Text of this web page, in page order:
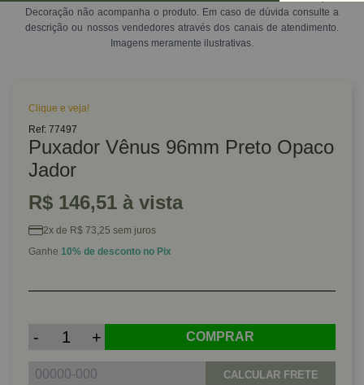
Decoração não acompanha o produto. Em caso de dúvida consulte a
descrição ou nossos vendedores através dos canais de atendimento.
Imagens meramente ilustrativas.
Clique e veja!
Ref: 77497
Puxador Vênus 96mm Preto Opaco
Jador
R$ 146,51 à vista
2x de R$ 73,25 sem juros
Ganhe 10% de desconto no Pix
- + COMPRAR
CALCULAR FRETE